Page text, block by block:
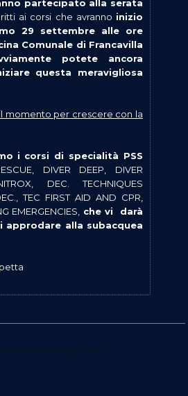
partecipato alla serata
ai corsi che avranno inizio
29 settembre alle ore
Comunale di Francavilla
potete ancora
questa meravigliosa
momento per crescere con la
i corsi di specialità PSS
DIVER DEEP, DIVER
DEC. TECHNIQUES
TEC FIRST AID AND CPR,
EMERGENCIES, che vi darà
approdare alla subacquea